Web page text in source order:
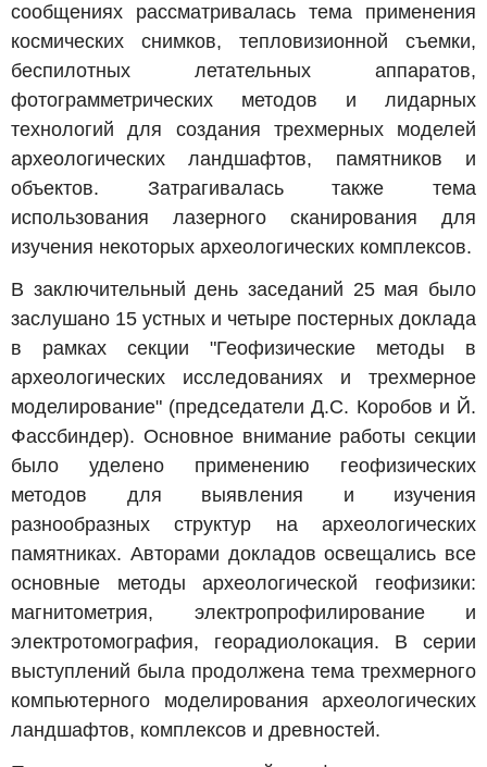
сообщениях рассматривалась тема применения
космических снимков, тепловизионной съемки,
беспилотных летательных аппаратов,
фотограмметрических методов и лидарных
технологий для создания трехмерных моделей
археологических ландшафтов, памятников и
объектов. Затрагивалась также тема
использования лазерного сканирования для
изучения некоторых археологических комплексов.
В заключительный день заседаний 25 мая было
заслушано 15 устных и четыре постерных доклада
в рамках секции "Геофизические методы в
археологических исследованиях и трехмерное
моделирование" (председатели Д.С. Коробов и Й.
Фассбиндер). Основное внимание работы секции
было уделено применению геофизических
методов для выявления и изучения
разнообразных структур на археологических
памятниках. Авторами докладов освещались все
основные методы археологической геофизики:
магнитометрия, электропрофилирование и
электротомография, георадиолокация. В серии
выступлений была продолжена тема трехмерного
компьютерного моделирования археологических
ландшафтов, комплексов и древностей.